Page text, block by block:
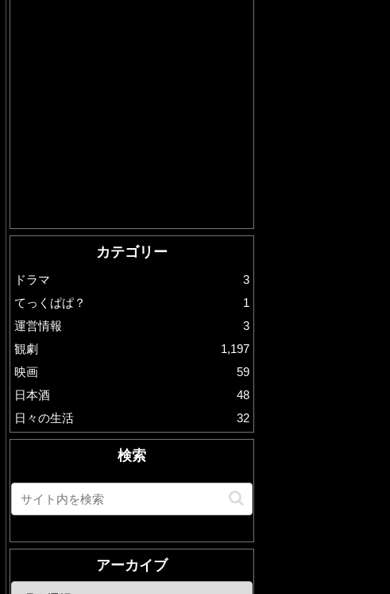
カテゴリー
ドラマ
3
てっくぱぱ？
1
運営情報
3
観劇
1,197
映画
59
日本酒
48
日々の生活
32
検索
アーカイブ